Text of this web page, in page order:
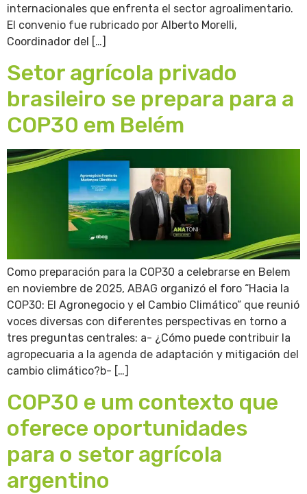
internacionales que enfrenta el sector agroalimentario.
El convenio fue rubricado por Alberto Morelli,
Coordinador del […]
Setor agrícola privado
brasileiro se prepara para a
COP30 em Belém
Como preparación para la COP30 a celebrarse en Belem
en noviembre de 2025, ABAG organizó el foro “Hacia la
COP30: El Agronegocio y el Cambio Climático” que reunió
voces diversas con diferentes perspectivas en torno a
tres preguntas centrales: a- ¿Cómo puede contribuir la
agropecuaria a la agenda de adaptación y mitigación del
cambio climático?b- […]
COP30 e um contexto que
oferece oportunidades
para o setor agrícola
argentino